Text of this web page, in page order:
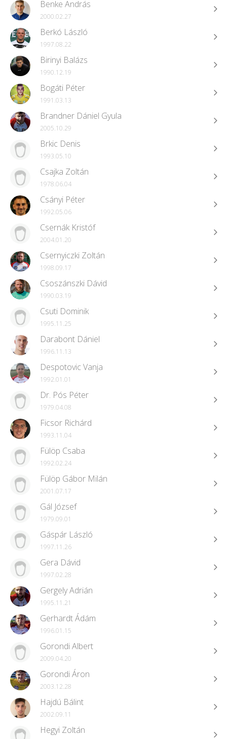
Benke András
2000.02.27
Berkó László
1997.08.22
Birinyi Balázs
1990.12.19
Bogáti Péter
1991.03.13
Brandner Dániel Gyula
2005.10.29
Brkic Denis
1993.05.10
Csajka Zoltán
1978.06.04
Csányi Péter
1992.05.06
Csernák Kristóf
2004.01.20
Csernyiczki Zoltán
1998.09.17
Csoszánszki Dávid
1990.03.19
Csuti Dominik
1995.11.25
Darabont Dániel
1996.11.13
Despotovic Vanja
1992.01.01
Dr. Pós Péter
1979.04.08
Ficsor Richárd
1993.11.04
Fülöp Csaba
1992.02.24
Fülöp Gábor Milán
2001.07.17
Gál József
1979.09.01
Gáspár László
1997.11.26
Gera Dávid
1997.02.28
Gergely Adrián
1995.11.21
Gerhardt Ádám
1996.01.15
Gorondi Albert
2009.04.20
Gorondi Áron
2003.12.28
Hajdú Bálint
2002.09.11
Hegyi Zoltán